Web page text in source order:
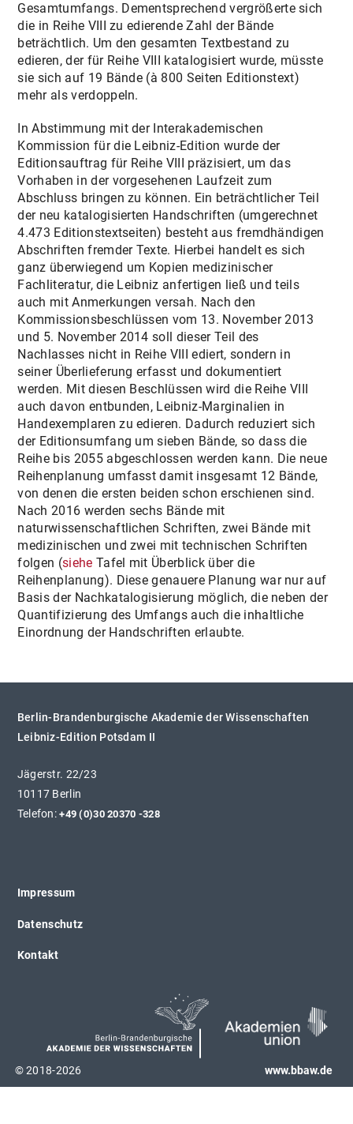
Gesamtumfangs. Dementsprechend vergrößerte sich
die in Reihe VIII zu edierende Zahl der Bände
beträchtlich. Um den gesamten Textbestand zu
edieren, der für Reihe VIII katalogisiert wurde, müsste
sie sich auf 19 Bände (à 800 Seiten Editionstext)
mehr als verdoppeln.
In Abstimmung mit der Interakademischen
Kommission für die Leibniz-Edition wurde der
Editionsauftrag für Reihe VIII präzisiert, um das
Vorhaben in der vorgesehenen Laufzeit zum
Abschluss bringen zu können. Ein beträchtlicher Teil
der neu katalogisierten Handschriften (umgerechnet
4.473 Editionstextseiten) besteht aus fremdhändigen
Abschriften fremder Texte. Hierbei handelt es sich
ganz überwiegend um Kopien medizinischer
Fachliteratur, die Leibniz anfertigen ließ und teils
auch mit Anmerkungen versah. Nach den
Kommissionsbeschlüssen vom 13. November 2013
und 5. November 2014 soll dieser Teil des
Nachlasses nicht in Reihe VIII ediert, sondern in
seiner Überlieferung erfasst und dokumentiert
werden. Mit diesen Beschlüssen wird die Reihe VIII
auch davon entbunden, Leibniz-Marginalien in
Handexemplaren zu edieren. Dadurch reduziert sich
der Editionsumfang um sieben Bände, so dass die
Reihe bis 2055 abgeschlossen werden kann. Die neue
Reihenplanung umfasst damit insgesamt 12 Bände,
von denen die ersten beiden schon erschienen sind.
Nach 2016 werden sechs Bände mit
naturwissenschaftlichen Schriften, zwei Bände mit
medizinischen und zwei mit technischen Schriften
folgen (siehe Tafel mit Überblick über die
Reihenplanung). Diese genauere Planung war nur auf
Basis der Nachkatalogisierung möglich, die neben der
Quantifizierung des Umfangs auch die inhaltliche
Einordnung der Handschriften erlaubte.
Berlin-Brandenburgische Akademie der Wissenschaften
Leibniz-Edition Potsdam II
Jägerstr. 22/23
10117 Berlin
Telefon:+49 (0)30 20370 -328
Impressum
Datenschutz
Kontakt
www.bbaw.de
© 2018-2026